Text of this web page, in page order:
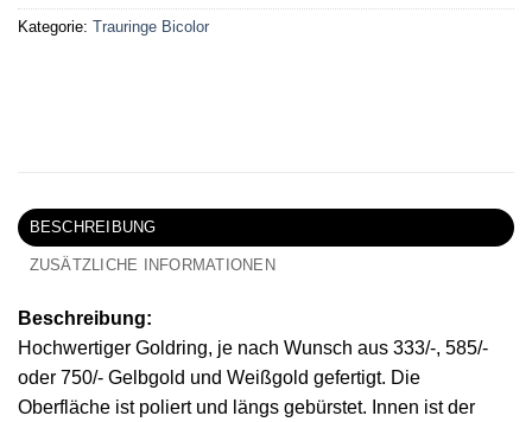
Kategorie: Trauringe Bicolor
BESCHREIBUNG
ZUSÄTZLICHE INFORMATIONEN
Beschreibung:
Hochwertiger Goldring, je nach Wunsch aus 333/-, 585/-
oder 750/- Gelbgold und Weißgold gefertigt. Die
Oberfläche ist poliert und längs gebürstet. Innen ist der